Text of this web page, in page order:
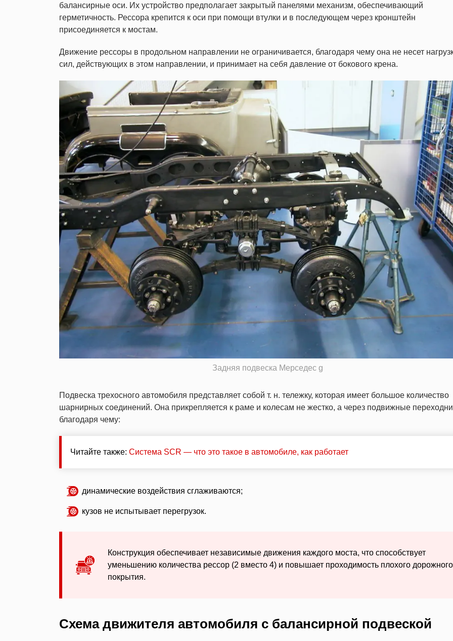
балансирные оси. Их устройство предполагает закрытый панелями механизм, обеспечивающий
герметичность. Рессора крепится к оси при помощи втулки и в последующем через кронштейн
присоединяется к мостам.
Движение рессоры в продольном направлении не ограничивается, благодаря чему она не несет
сил, действующих в этом направлении, и принимает на себя давление от бокового крена.
Задняя подвеска Мерседес g
Подвеска трехосного автомобиля представляет собой т. н. тележку, которая имеет большое количество
шарнирных соединений. Она прикрепляется к раме и колесам не жестко, а через подвижные
благодаря чему:
Читайте также: Система SCR — что это такое в автомобиле, как работает
динамические воздействия сглаживаются;
кузов не испытывает перегрузок.
Конструкция обеспечивает независимые движения каждого моста, что способствует
уменьшению количества рессор (2 вместо 4) и повышает проходимость плохого дорожного
покрытия.
Схема движителя автомобиля с балансирной подвеской